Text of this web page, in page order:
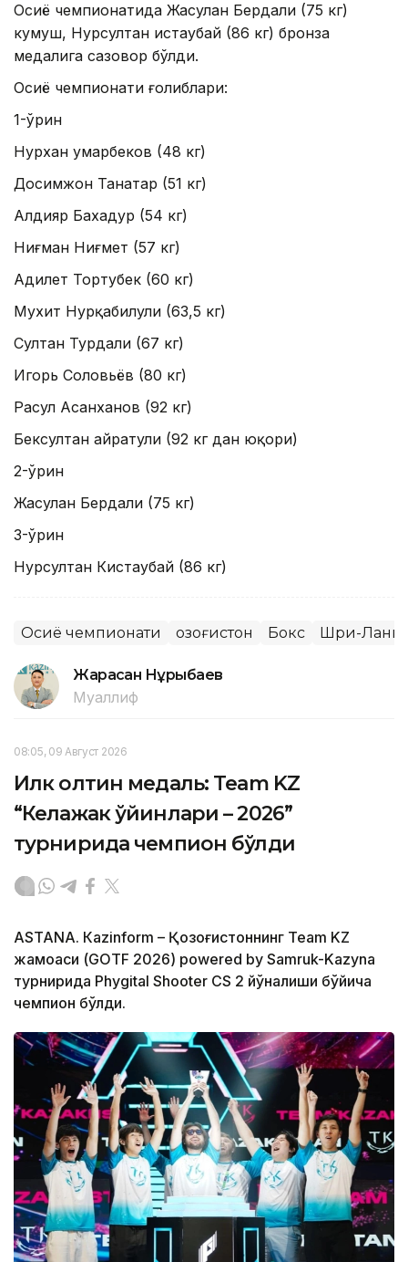
Осиё чемпионатида Жасулан Бердали (75 кг)
кумуш, Нурсултан Қистаубай (86 кг) бронза
медалига сазовор бўлди.
Осиё чемпионати ғолиблари:
1-ўрин
Нурхан Қумарбеков (48 кг)
Досимжон Танатар (51 кг)
Алдияр Бахадур (54 кг)
Ниғман Ниғмет (57 кг)
Адилет Тортубек (60 кг)
Мухит Нурқабилули (63,5 кг)
Султан Турдали (67 кг)
Игорь Соловьёв (80 кг)
Расул Асанханов (92 кг)
Бексултан Қайратули (92 кг дан юқори)
2-ўрин
Жасулан Бердали (75 кг)
3-ўрин
Нурсултан Кистаубай (86 кг)
Осиё чемпионати Қозоғистон Бокс Шри-Ланка
Жарасқан Нұрыбаев
Муаллиф
08:05, 09 Август 2026
Илк олтин медаль: Team KZ
“Келажак ўйинлари – 2026”
турнирида чемпион бўлди
ASTANА. Кazinform – Қозоғистоннинг Team KZ
жамоаси (GOTF 2026) powered by Samruk-Kazyna
турнирида Phygital Shooter CS 2 йўналиши бўйича
чемпион бўлди.